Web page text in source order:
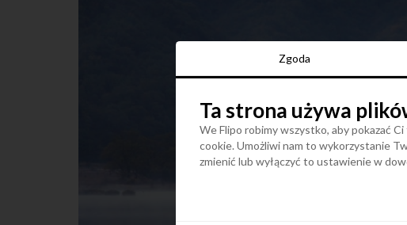
Zgoda
Ta strona używa
We Flipo robimy wszystko, aby pokazać
cookie. Umożliwi nam to wykorzystanie
zmienić lub wyłączyć to ustawienie w